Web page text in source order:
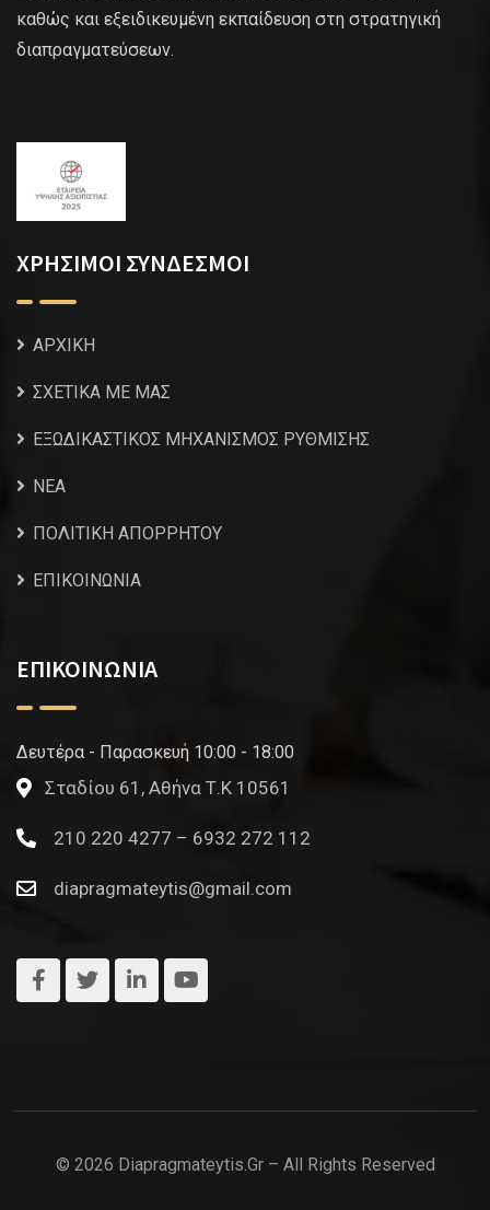
καθώς και εξειδικευμένη εκπαίδευση στη στρατηγική
διαπραγματεύσεων.
ΧΡΗΣΙΜΟΙ ΣΥΝΔΕΣΜΟΙ
ΑΡΧΙΚΗ
ΣΧΕΤΙΚΑ ΜΕ ΜΑΣ
ΕΞΩΔΙΚΑΣΤΙΚΟΣ ΜΗΧΑΝΙΣΜΟΣ ΡΥΘΜΙΣΗΣ
NEA
ΠΟΛΙΤΙΚΗ ΑΠΟΡΡΗΤΟΥ
ΕΠΙΚΟΙΝΩΝΙΑ
ΕΠΙΚΟΙΝΩΝΙΑ
Δευτέρα - Παρασκευή 10:00 - 18:00
Σταδίου 61, Αθήνα Τ.Κ 10561
210 220 4277 – 6932 272 112
diapragmateytis@gmail.com
© 2026 Diapragmateytis.gr – All Rights Reserved